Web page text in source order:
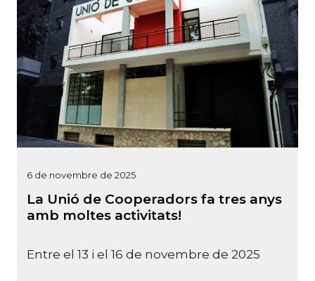
6 de novembre de 2025
La Unió de Cooperadors fa tres anys
amb moltes activitats!
Entre el 13 i el 16 de novembre de 2025